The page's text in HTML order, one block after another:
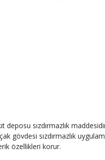
deposu sızdırmazlık
gövdesi sızdırmazlık
özellikleri korur.